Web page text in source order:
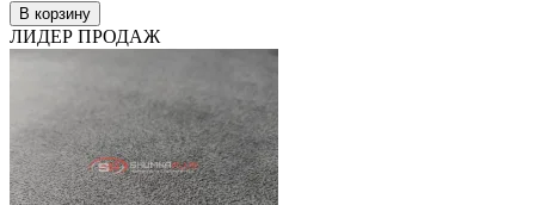
В корзину
ЛИДЕР ПРОДАЖ